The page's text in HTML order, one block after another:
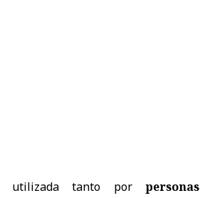
utilizada tanto por personas